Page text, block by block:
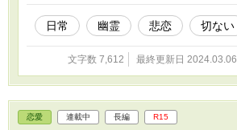
迷いました…
日常 幽霊 悲恋 切ない
文字数 7,612 最終更新日 2024.03.06
恋愛 連載中 長編 R15